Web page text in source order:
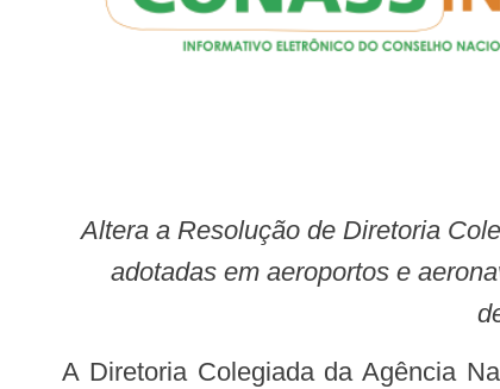
Altera a Resolução de Diretoria Colegiada – RDC n° 456, de 17 de dezembro de 2020, que dispõe sobre as medidas a serem
adotadas em aeroportos e
A Diretoria Colegiada da Agência Nacional de Vigilância Sanitária, no uso das atribuições que lhe confere o art. 15, III e IV,